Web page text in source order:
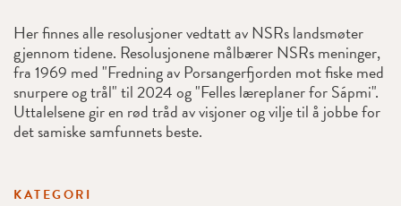
Her finnes alle resolusjoner vedtatt av NSRs landsmøter
gjennom tidene. Resolusjonene målbærer NSRs meninger,
fra 1969 med "Fredning av Porsangerfjorden mot fiske med
snurpere og trål" til 2024 og "Felles læreplaner for Sápmi".
Uttalelsene gir en rød tråd av visjoner og vilje til å jobbe for
det samiske samfunnets beste.
KATEGORI